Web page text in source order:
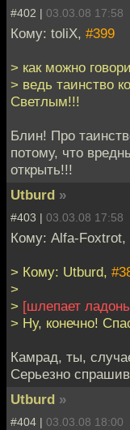
#402 | 03.03.08 17:58
Кому: toliX, #399
> как можно
> ведь таинство
Светлым!!!
Блин! Про
потому, что
открыть!!!
Utburd »
#403 | 03.03.08 17:58
Кому: Alfa-Foxtrot,
> Кому: Utburd,
>
> [шлепает
> Ну, конечно!
Камрад, ты,
Серьезно
Utburd »
#404 | 03.03.08 18:00